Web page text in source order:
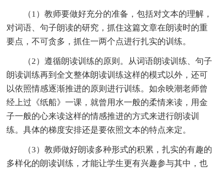
（1）教师要做好充分的准备，包括对文本的理解，
对词语、句子朗读的研究，抓住这篇文章在朗读时的重
要点，不可贪多，抓住一两个点进行扎实的训练。
（2）遵循朗读训练的原则。从词语朗读训练、句子
朗读训练再到全文整体朗读训练这样的模式以外，还可
以依照情感逐渐推进的原则进行训练。如余映潮老师曾
经上过《纸船》一课，就曾用水一般的柔情来读，用金
子一般的心来读这样的情感推进的方式来进行朗读训
练。具体的梯度安排还是要依照文本的特点来定。
（3）教师做好朗读多种形式的积累，扎实的有趣的
多样化的朗读训练，才能让学生更有兴趣参与其中，也